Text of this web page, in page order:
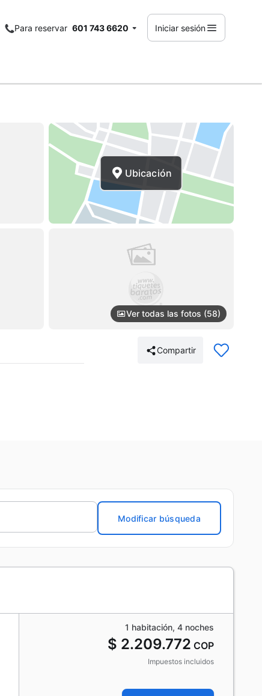
Para reservar 601 743 6620 Iniciar sesión
Ver todas las fotos (58)
Ubicación
Compartir
Modificar búsqueda
1 habitación, 4 noches
$ 2.209.772 COP
Impuestos incluidos